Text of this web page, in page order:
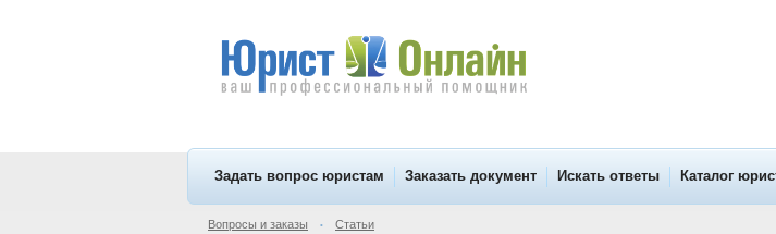
Задать вопрос юристам Заказать документ Искать ответы Каталог
Вопросы и заказы • Статьи